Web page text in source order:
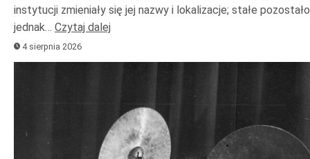
instytucji zmieniały się jej nazwy i lokalizacje; stałe pozostało
jednak… Czytaj dalej
4 sierpnia 2026